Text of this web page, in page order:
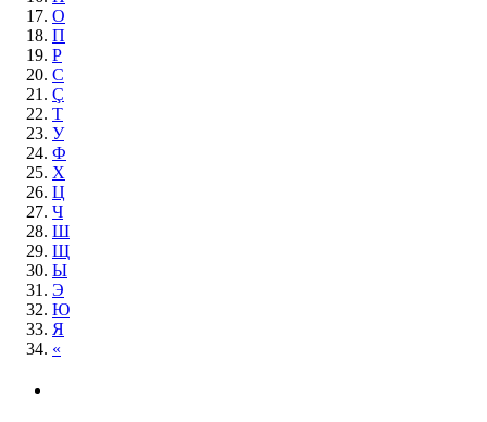
О
П
Р
С
Ç
Т
У
Ф
Х
Ц
Ч
Ш
Щ
Ы
Э
Ю
Я
«